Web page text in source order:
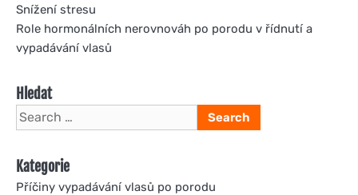
Snížení stresu
Role hormonálních nerovnováh po porodu v řídnutí a
vypadávání vlasů
Hledat
Search
for:
Kategorie
Příčiny vypadávání vlasů po porodu